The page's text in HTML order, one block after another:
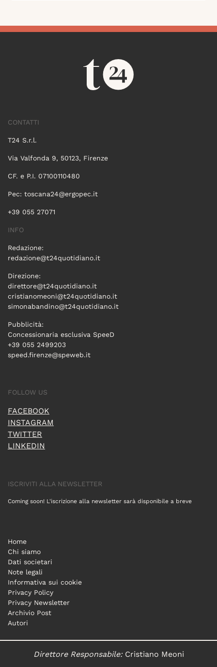
CONTATTI
T24 S.r.l.
Via Valfonda 9, 50123, Firenze
CF. e P.I. 07100110480
Pec: toscana24@ergopec.it
+39 055 27071
INFO
Redazione:
redazione@t24quotidiano.it
Direzione:
direttore@t24quotidiano.it
cristianomeoni@t24quotidiano.it
simonabandino@t24quotidiano.it
Pubblicità:
Concessionaria esclusiva SpeeD
+39 055 2499203
speed.firenze@speweb.it
FOLLOW US
FACEBOOK
INSTAGRAM
TWITTER
LINKEDIN
ISCRIVITI ALLA NEWSLETTER
Coming soon! L'iscrizione alla newsletter sarà disponibile a breve
Home
Chi siamo
Dati societari
Note legali
Informativa sui cookie
Privacy Policy
Privacy Newsletter
Archivio Post
Autori
Direttore Responsabile:Cristiano Meoni